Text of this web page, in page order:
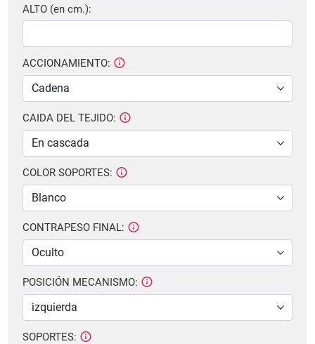
ALTO (en cm.):
ACCIONAMIENTO:
CAIDA DEL TEJIDO:
COLOR SOPORTES:
CONTRAPESO FINAL:
POSICIÓN MECANISMO:
SOPORTES: